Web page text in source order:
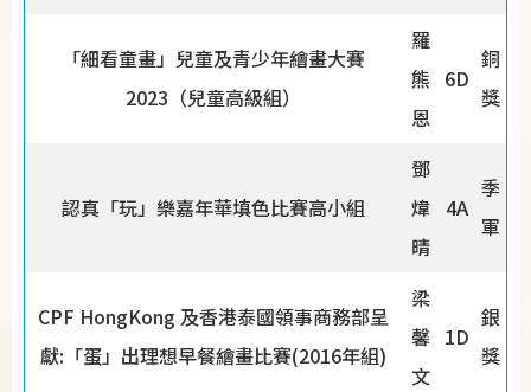
「細看童畫」兒童及青少年繪畫大賽
2023（兒童高級組）
羅
熊
恩
6D
銅
獎
認真「玩」樂嘉年華填色比賽高小組
鄧
煒
晴
4A
季
軍
CPF HongKong 及香港泰國領事商務部呈
獻:「蛋」出理想早餐繪畫比賽(2016年組)
梁
馨
文
1D
銀
獎